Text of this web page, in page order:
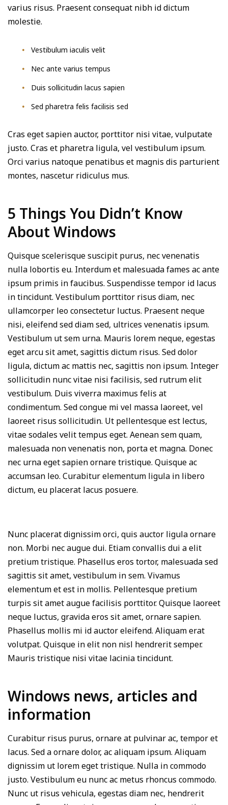
varius risus. Praesent consequat nibh id dictum
molestie.
Vestibulum iaculis velit
Nec ante varius tempus
Duis sollicitudin lacus sapien
Sed pharetra felis facilisis sed
Cras eget sapien auctor, porttitor nisi vitae, vulputate
justo. Cras et pharetra ligula, vel vestibulum ipsum.
Orci varius natoque penatibus et magnis dis parturient
montes, nascetur ridiculus mus.
5 Things You Didn’t Know
About Windows
Quisque scelerisque suscipit purus, nec venenatis
nulla lobortis eu. Interdum et malesuada fames ac ante
ipsum primis in faucibus. Suspendisse tempor id lacus
in tincidunt. Vestibulum porttitor risus diam, nec
ullamcorper leo consectetur luctus. Praesent neque
nisi, eleifend sed diam sed, ultrices venenatis ipsum.
Vestibulum ut sem urna. Mauris lorem neque, egestas
eget arcu sit amet, sagittis dictum risus. Sed dolor
ligula, dictum ac mattis nec, sagittis non ipsum. Integer
sollicitudin nunc vitae nisi facilisis, sed rutrum elit
vestibulum. Duis viverra maximus felis at
condimentum. Sed congue mi vel massa laoreet, vel
laoreet risus sollicitudin. Ut pellentesque est lectus,
vitae sodales velit tempus eget. Aenean sem quam,
malesuada non venenatis non, porta et magna. Donec
nec urna eget sapien ornare tristique. Quisque ac
accumsan leo. Curabitur elementum ligula in libero
dictum, eu placerat lacus posuere.
Nunc placerat dignissim orci, quis auctor ligula ornare
non. Morbi nec augue dui. Etiam convallis dui a elit
pretium tristique. Phasellus eros tortor, malesuada sed
sagittis sit amet, vestibulum in sem. Vivamus
elementum et est in mollis. Pellentesque pretium
turpis sit amet augue facilisis porttitor. Quisque laoreet
neque luctus, gravida eros sit amet, ornare sapien.
Phasellus mollis mi id auctor eleifend. Aliquam erat
volutpat. Quisque in elit non nisl hendrerit semper.
Mauris tristique nisi vitae lacinia tincidunt.
Windows news, articles and
information
Curabitur risus purus, ornare at pulvinar ac, tempor et
lacus. Sed a ornare dolor, ac aliquam ipsum. Aliquam
dignissim ut lorem eget tristique. Nulla in commodo
justo. Vestibulum eu nunc ac metus rhoncus commodo.
Nunc ut risus vehicula, egestas diam nec, hendrerit